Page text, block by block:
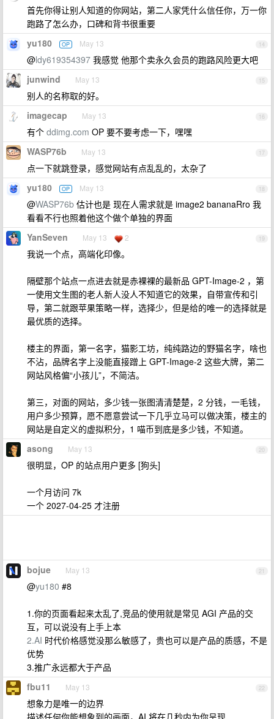
首先你得让别人知道的你网站，第二人家凭什么信任你，万一你
跑路了怎么办，口碑和背书很重要
14
yu180 OP May 13
@ldy619354397 我感觉 他那个卖永久会员的跑路风险更大吧
15
junwind May 13
别人的名称取的好。
16
imagecap May 13
有个 ddimg.com OP 要不要考虑一下，嘿嘿
17
WASP76b May 13
点一下就跳登录，感觉网站有点乱乱的，太杂了
18
yu180 OP May 13
@WASP76b 估计也是 现在人需求就是 image2 bananaRro 我
看看不行也照着他这个做个单独的界面
19
YanSeven May 13 2
我说一个点，高端化印像。
隔壁那个站点一点进去就是赤裸裸的最新品 GPT-Image-2 ，第
一使用文生图的老人新人没人不知道它的效果，自带宣传和引
导，第二就跟苹果策略一样，选择少，但是给的唯一的选择就是
最优质的选择。
楼主的界面，第一名字，猫影工坊，纯纯路边的野猫名字，啥也
不沾，品牌名字上没能直接蹭上 GPT-Image-2 这些大牌，第二
网站风格偏“小孩儿”，不简洁。
第三，对面的网站，多少钱一张图清清楚楚，2 分钱，一毛钱，
用户多少预算，愿不愿意尝试一下几乎立马可以做决策，楼主的
网站是自定义的虚拟积分，1 喵币到底是多少钱，不知道。
20
asong May 13
很明显，OP 的站点用户更多 [狗头]
一个月访问 7k
一个 2027-04-25 才注册
21
bojue May 13
@yu180 #8
1.你的页面看起来太乱了,竞品的使用就是常见 AGI 产品的交
互，可以说没有上手上本
2.AI 时代价格感觉没那么敏感了，贵也可以是产品的质感，不是
优势
3.推广永远都大于产品
22
fbu11 May 13
想象力是唯一的边界
描述任何你能想象到的画面，AI 将在几秒内为你呈现